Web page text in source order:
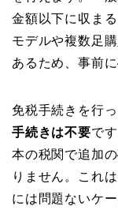
金額以下に収ま
モデルや複数足
あるため、事前
免税手続きを行っ
手続きは不要で
本の税関で追加
りません。これ
には問題ないケ